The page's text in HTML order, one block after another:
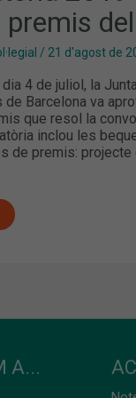
del
/ 21 d'agost de
4 de juliol, la
Barcelona va
que resol la
inclou les
de premis: projecte
A...